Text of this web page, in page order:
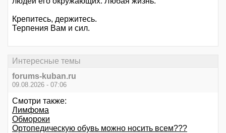
Крепитесь, держитесь.
Терпения Вам и сил.
Интересные темы
forums-kuban.ru
09.08.2026 - 07:06
Смотри также:
Лимфома
Обмороки
Ортопедическую обувь можно носить всем???